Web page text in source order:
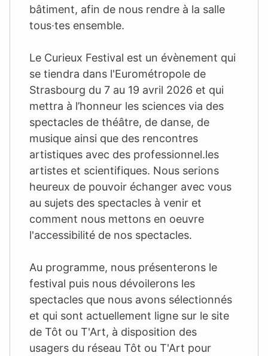
bâtiment, afin de nous rendre à la salle
tous·tes ensemble.
Le Curieux Festival est un évènement qui
se tiendra dans l'Eurométropole de
Strasbourg du 7 au 19 avril 2026 et qui
mettra à l’honneur les sciences via des
spectacles de théâtre, de danse, de
musique ainsi que des rencontres
artistiques avec des professionnel.les
artistes et scientifiques. Nous serions
heureux de pouvoir échanger avec vous
au sujets des spectacles à venir et
comment nous mettons en oeuvre
l'accessibilité de nos spectacles.
Au programme, nous présenterons le
festival puis nous dévoilerons les
spectacles que nous avons sélectionnés
et qui sont actuellement ligne sur le site
de Tôt ou T'Art, à disposition des
usagers du réseau Tôt ou T'Art pour